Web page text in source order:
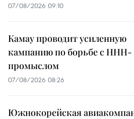
07/08/2026 09:10
Камау проводит усиленную
кампанию по борьбе с ННН-
промыслом
07/08/2026 08:26
Южнокорейская